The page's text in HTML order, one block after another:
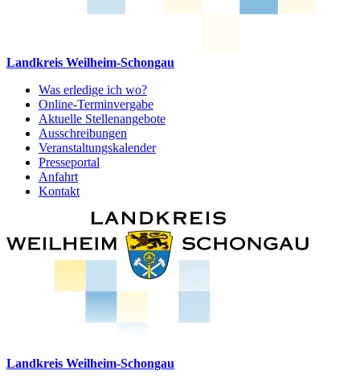
Landkreis Weilheim-Schongau
Was erledige ich wo?
Online-Terminvergabe
Aktuelle Stellenangebote
Ausschreibungen
Veranstaltungskalender
Presseportal
Anfahrt
Kontakt
Landkreis Weilheim-Schongau